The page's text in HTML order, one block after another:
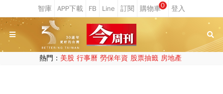
0
熱門： 美股 行事曆 勞保年資 股票抽籤 房地產